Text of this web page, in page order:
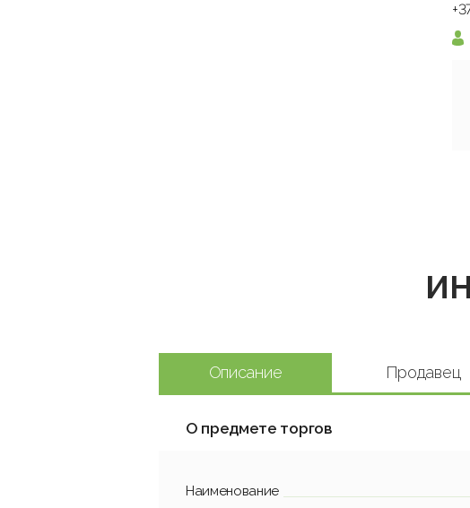
Описание Продавец
О предмете торгов
Наименование